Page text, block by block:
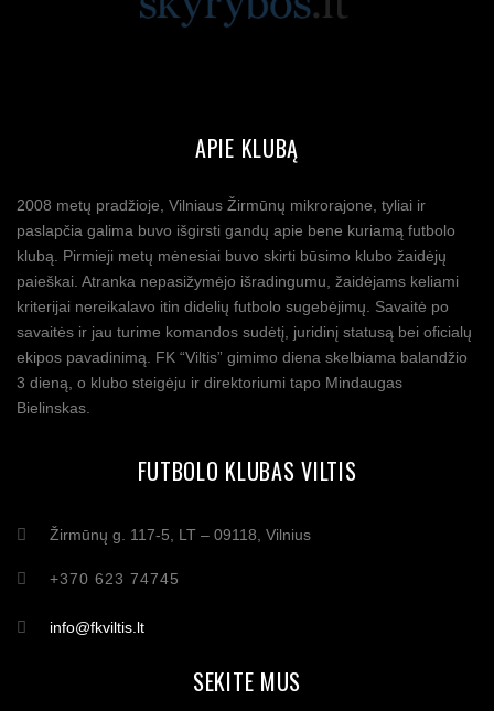
APIE KLUBĄ
2008 metų pradžioje, Vilniaus Žirmūnų mikrorajone, tyliai ir
paslapčia galima buvo išgirsti gandų apie bene kuriamą futbolo
klubą. Pirmieji metų mėnesiai buvo skirti būsimo klubo žaidėjų
paieškai. Atranka nepasižymėjo išradingumu, žaidėjams keliami
kriterijai nereikalavo itin didelių futbolo sugebėjimų. Savaitė po
savaitės ir jau turime komandos sudėtį, juridinį statusą bei oficialų
ekipos pavadinimą. FK “Viltis” gimimo diena skelbiama balandžio
3 dieną, o klubo steigėju ir direktoriumi tapo Mindaugas
Bielinskas.
FUTBOLO KLUBAS VILTIS
Žirmūnų g. 117-5, LT – 09118, Vilnius
+370 623 74745
info@fkviltis.lt
SEKITE MUS